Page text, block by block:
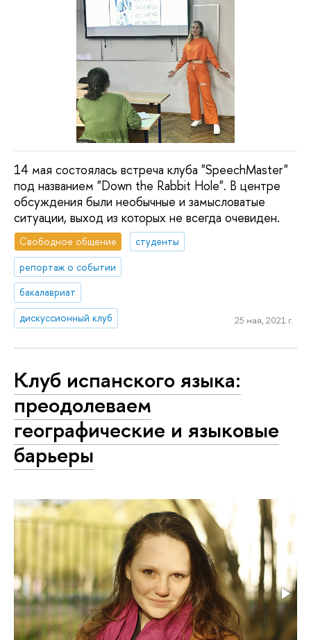
14 мая состоялась встреча клуба "SpeechMaster"
под названием "Down the Rabbit Hole". В центре
обсуждения были необычные и замысловатые
ситуации, выход из которых не всегда очевиден.
Свободное общение
студенты
репортаж о событии
бакалавриат
дискуссионный клуб
25 мая, 2021 г.
Клуб испанского языка:
преодолеваем
географические и языковые
барьеры